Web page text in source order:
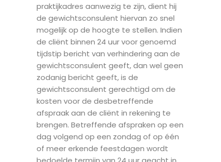
praktijkadres aanwezig te zijn, dient hij
de gewichtsconsulent hiervan zo snel
mogelijk op de hoogte te stellen. Indien
de cliënt binnen 24 uur voor genoemd
tijdstip bericht van verhindering aan de
gewichtsconsulent geeft, dan wel geen
zodanig bericht geeft, is de
gewichtsconsulent gerechtigd om de
kosten voor de desbetreffende
afspraak aan de cliënt in rekening te
brengen. Betreffende afspraken op een
dag volgend op een zondag of op één
of meer erkende feestdagen wordt